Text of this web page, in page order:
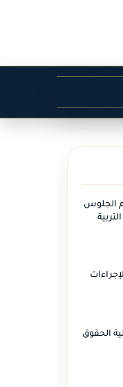
العامة 2026 برقم الجلوس
الإجراءات
الحقوق